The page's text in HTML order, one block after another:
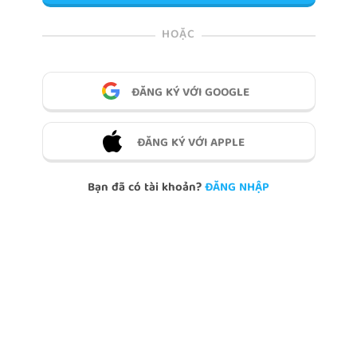
HOẶC
ĐĂNG KÝ VỚI GOOGLE
ĐĂNG KÝ VỚI APPLE
Bạn đã có tài khoản?ĐĂNG NHẬP